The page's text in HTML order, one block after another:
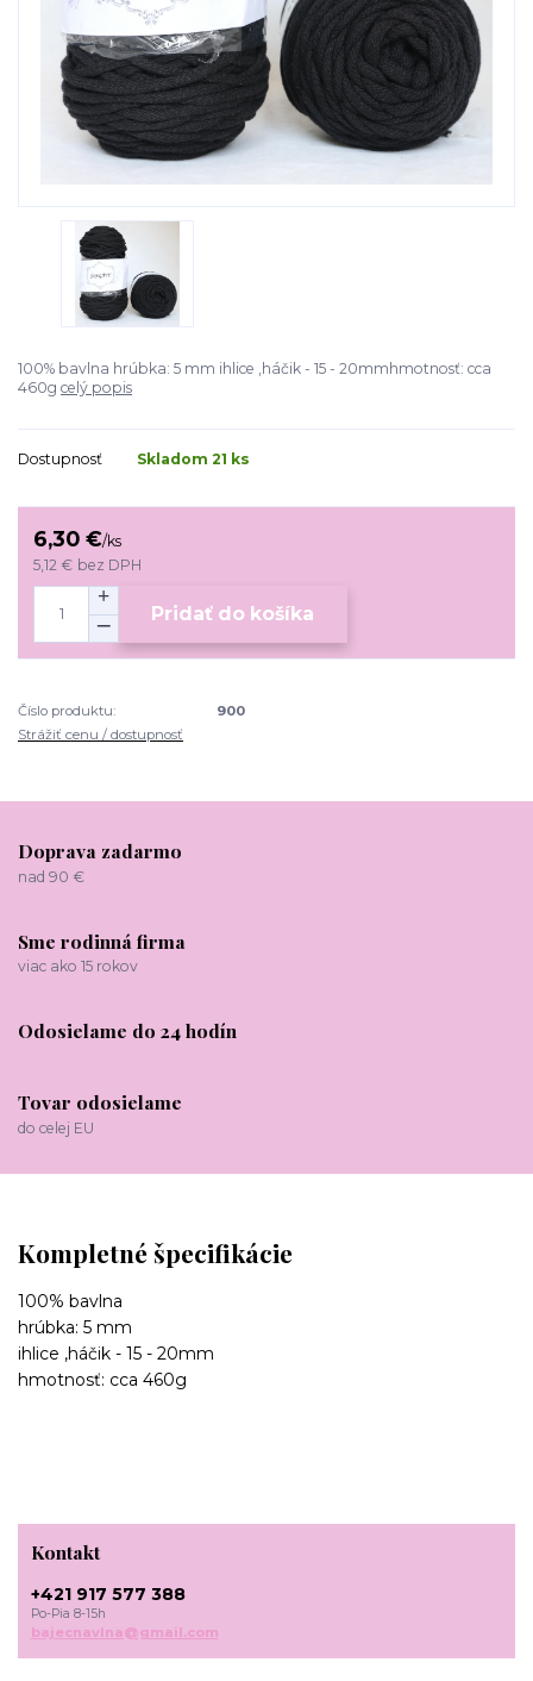
100% bavlna hrúbka: 5 mm ihlice ,háčik - 15 - 20mmhmotnosť: cca
460g celý popis
Dostupnosť Skladom 21 ks
6,30 €/ks
5,12 € bez DPH
Pridať do košíka
Číslo produktu:
900
Strážiť cenu / dostupnosť
Doprava zadarmo
nad 90 €
Sme rodinná firma
viac ako 15 rokov
Odosielame do 24 hodín
Tovar odosielame
do celej EU
Kompletné špecifikácie
100% bavlna
hrúbka: 5 mm
ihlice ,háčik - 15 - 20mm
hmotnosť: cca 460g
Kontakt
+421 917 577 388
Po-Pia 8-15h
bajecnavlna@gmail.com